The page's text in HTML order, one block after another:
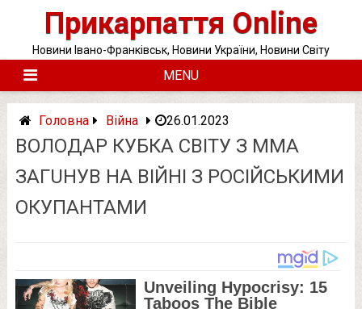
Прикарпаття Online
Новини Івано-Франківськ, Новини України, Новини Світу
MENU
Головна Війна 26.01.2023
ВОЛОДАР КУБКА СВІТУ З ММА
ЗAГUНУВ НА ВІЙНІ З РОСІЙСЬКИМИ
ОКУПАНТАМИ